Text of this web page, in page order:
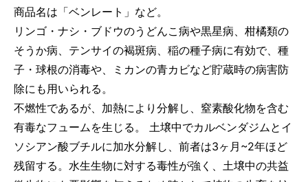
商品名は「ベンレート」など。
リンゴ・ナシ・ブドウのうどんこ病や黒星病、柑橘類の
そうか病、テンサイの褐斑病、稲の種子病に有効で、種
子・球根の消毒や、ミカンの青カビなど貯蔵時の病害防
除にも用いられる。
不燃性であるが、加熱により分解し、窒素酸化物を含む
有毒なフュームを生じる。 土壌中でカルベンダジムとイ
ソシアン酸ブチルに加水分解し、前者は3ヶ月~2年ほど
残留する。水生生物に対する毒性が強く、土壌中の共益